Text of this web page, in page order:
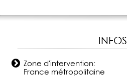
INFOS
Zone d'intervention:
France métropolitaine